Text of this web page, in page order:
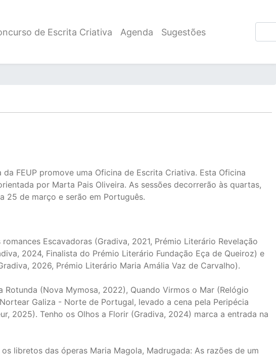
de Escrita Criativa Agenda Sugestões
FEUP promove uma Oficina de Escrita Criativa. Esta Oficina
por Marta Pais Oliveira. As sessões decorrerão às quartas,
25 de março e serão em Português.
Escavadoras (Gradiva, 2021, Prémio Literário Revelação
2024, Finalista do Prémio Literário Fundação Eça de Queiroz) e
2026, Prémio Literário Maria Amália Vaz de Carvalho).
Rotunda (Nova Mymosa, 2022), Quando Virmos o Mar (Relógio
Galiza - Norte de Portugal, levado a cena pela Peripécia
2025). Tenho os Olhos a Florir (Gradiva, 2024) marca a entrada na
libretos das óperas Maria Magola, Madrugada: As razões de um